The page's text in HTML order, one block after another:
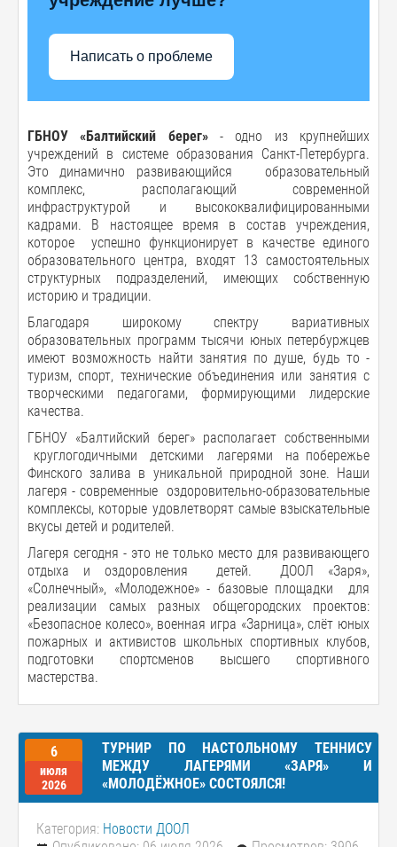
Написать о проблеме
ГБНОУ «Балтийский берег»- одно из крупнейших
учреждений в системе образования Санкт-Петербурга.
Это динамично развивающийся образовательный
комплекс, располагающий современной
инфраструктурой и высококвалифицированными
кадрами. В настоящее время в состав учреждения,
которое успешно функционирует в качестве единого
образовательного центра, входят 13 самостоятельных
структурных подразделений, имеющих собственную
историю и традиции.
Благодаря широкому спектру вариативных
образовательных программ тысячи юных петербуржцев
имеют возможность найти занятия по душе, будь то -
туризм, спорт, технические объединения или занятия с
творческими педагогами, формирующими лидерские
качества.
ГБНОУ «Балтийский берег» располагает собственными
круглогодичными детскими лагерями на побережье
Финского залива в уникальной природной зоне. Наши
лагеря - современные оздоровительно-образовательные
комплексы, которые удовлетворят самые взыскательные
вкусы детей и родителей.
Лагеря сегодня - это не только место для развивающего
отдыха и оздоровления детей. ДООЛ «Заря»,
«Солнечный», «Молодежное» - базовые площадки для
реализации самых разных общегородских проектов:
«Безопасное колесо», военная игра «Зарница», слёт юных
пожарных и активистов школьных спортивных клубов,
подготовки спортсменов высшего спортивного
мастерства.
6
июля
2026
ТУРНИР ПО НАСТОЛЬНОМУ ТЕННИСУ
МЕЖДУ ЛАГЕРЯМИ «ЗАРЯ» И
«МОЛОДЁЖНОЕ» СОСТОЯЛСЯ!
Категория: Новости ДООЛ